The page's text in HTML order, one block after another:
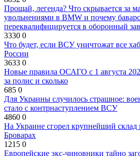
Прощай, легенда? Что скрывается за
увольнениями в BMW и почему
переквалифицируется в оборонный
3330 0
Что будет, если ВСУ уничтожат все
России
3633 0
Новые правила ОСАГО с 1 августа
за полис и сколько
685 0
Для Украины случилось страшное:
стало с контрнаступлением ВСУ
4860 0
На Украине сгорел крупнейший склад
Броварах
1215 0
Европейские экс-чиновники тайно